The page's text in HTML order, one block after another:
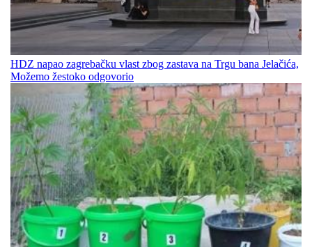
HDZ napao zagrebačku vlast zbog zastava na Trgu bana Jelačića,
Možemo žestoko odgovorio